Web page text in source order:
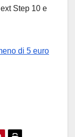
Step 10 e
di 5 euro